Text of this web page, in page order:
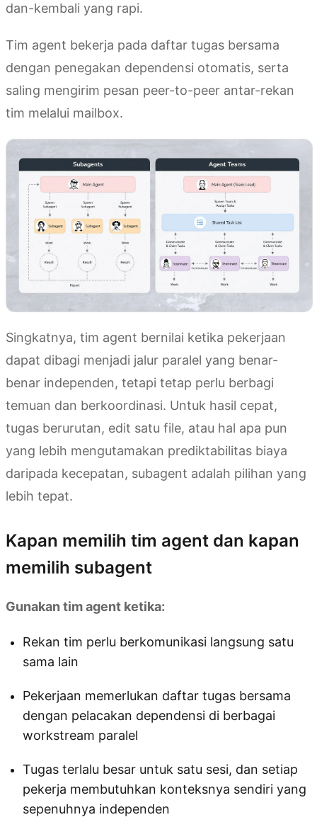
dan-kembali yang rapi.
Tim agent bekerja pada daftar tugas bersama
dengan penegakan dependensi otomatis, serta
saling mengirim pesan peer-to-peer antar-rekan
tim melalui mailbox.
Singkatnya, tim agent bernilai ketika pekerjaan
dapat dibagi menjadi jalur paralel yang benar-
benar independen, tetapi tetap perlu berbagi
temuan dan berkoordinasi. Untuk hasil cepat,
tugas berurutan, edit satu file, atau hal apa pun
yang lebih mengutamakan prediktabilitas biaya
daripada kecepatan, subagent adalah pilihan yang
lebih tepat.
Kapan memilih tim agent dan kapan
memilih subagent
Gunakan tim agent ketika:
Rekan tim perlu berkomunikasi langsung satu
sama lain
Pekerjaan memerlukan daftar tugas bersama
dengan pelacakan dependensi di berbagai
workstream paralel
Tugas terlalu besar untuk satu sesi, dan setiap
pekerja membutuhkan konteksnya sendiri yang
sepenuhnya independen